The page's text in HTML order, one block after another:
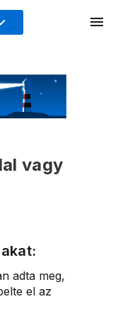
vagy
adta meg,
el az